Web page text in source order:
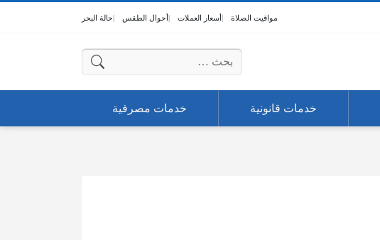
مواقيت الصلاة أسعار العملات أحوال الطقس حالة البحر
البحث عن:
خدمات قانونية خدمات مصرفية